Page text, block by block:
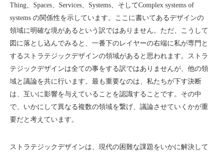
Thing、Spaces、Services、Systems、そしてComplex systems of
systems の関係性を示しています。ここに書いてあるデザインの
領域に明確な境があるという訳ではありません。ただ、こうして
図に落とし込んでみると、一番下のレイヤーの右端に私が専門と
するストラテジックデザインの領域があると思われます。ストラ
テジックデザインは全ての事をする訳ではありませんが、他の領
域と議論を共に行います。最も重要なのは、私たちが下す決断
は、互いに影響を与えていることを認識することです。その中
で、いかにして異なる複数の領域を繋げ、議論させていくかが重
要だと考えています。
ストラテジックデザインは、現代の困難な課題をいかに解決して